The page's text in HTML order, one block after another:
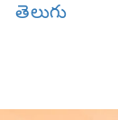
తెలుగు